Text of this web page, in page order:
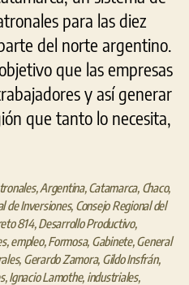
para las diez
del norte argentino.
que las empresas
y así generar
que tanto lo necesita,
,Argentina,Catamarca, Chaco,
de Inversiones, Consejo Regional del
814,Desarrollo Productivo,
,empleo,Formosa, Gabinete,General
, Gerardo Zamora, Gildo Insfrán,
,Ignacio Lamothe, industriales,